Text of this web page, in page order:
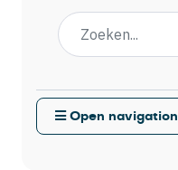
Open navigation